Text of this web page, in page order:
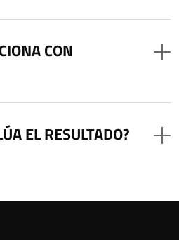
CON
EL RESULTADO?